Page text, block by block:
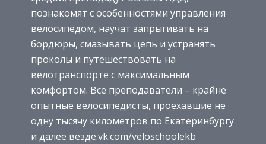
познакомят с особенностями управления
велосипедом, научат запрыгивать на
бордюры, смазывать цепь и устранять
проколы и путешествовать на
велотранспорте с максимальным
комфортом. Все преподаватели – крайне
опытные велосипедисты, проехавшие не
одну тысячу километров по Екатеринбургу
и далее везде.vk.com/veloschoolekb